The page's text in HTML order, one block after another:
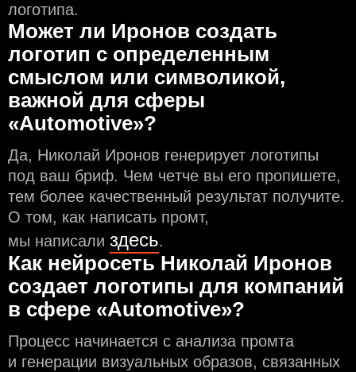
логотипа.
Может ли Иронов создать
логотип с определeнным
смыслом или символикой,
важной для сферы
«Automotive»?
Да, Николай Иронов генерирует логотипы
под ваш бриф. Чем чeтче вы его пропишете,
тем более качественный результат получите.
О том, как написать промт,
мы написали здесь.
Как нейросеть Николай Иронов
создаeт логотипы для компаний
в сфере «Automotive»?
Процесс начинается с анализа промта
и генерации визуальных образов, связанных